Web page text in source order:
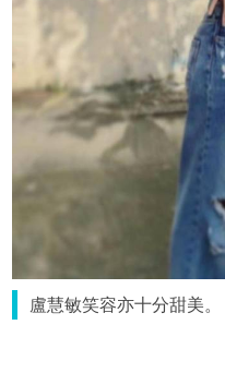
盧慧敏笑容亦十分甜美